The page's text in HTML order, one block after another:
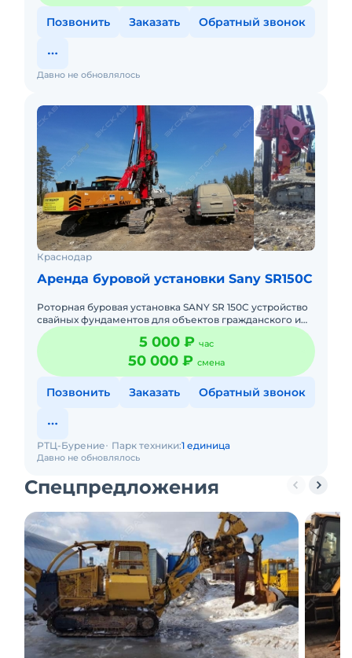
Позвонить Заказать Обратный звонок
Давно не обновлялось
Краснодар
Аренда буровой установки Sany SR150C
Роторная буровая установка SANY SR 150C устройство
свайных фундаментов для объектов гражданского и
промышленного строительства. Глубина бурения: 45 м
Диаметр
5 000 ₽ час
50 000 ₽ смена
Позвонить Заказать Обратный звонок
Давно не обновлялось
РТЦ-Бурение Парк техники:1 единица
Спецпредложения